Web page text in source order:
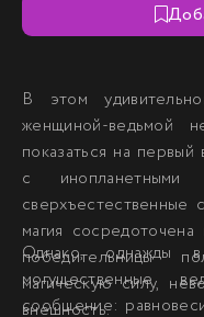
В этом
женщиной-ведьмой
показаться на первый
с инопланетными
сверхъестественные
магия
победительницы
магическую силу,
внешность.
Однако, однажды
могущественные
сообщение: